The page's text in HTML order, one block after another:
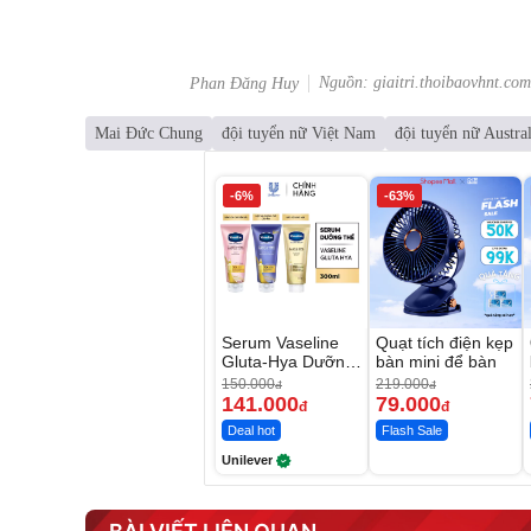
Phan Đăng Huy Nguồn:
Mai Đức Chung đội tuyển nữ Việt Nam đội tuyển nữ
-6%
Serum Vaseline
Gluta-Hya Dưỡng
Da Sáng Mịn Sau
7 Ngày
150.000đ
141.000đ
Deal hot
Unilever
-63%
Quạt tích điện kẹp
bàn mini để bàn
219.000đ
79.000đ
Flash Sale